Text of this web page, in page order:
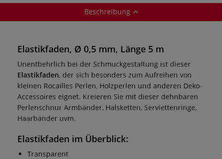
Beschreibung
Elastikfaden, Ø 0,5 mm, Länge 5 m
Unentbehrlich bei der Schmuckgestaltung ist dieser
Elastikfaden, der sich besonders zum Aufreihen von
kleinen Rocailles Perlen, Holzperlen und anderen Deko-
Accessoires eignet. Kreieren Sie mit dieser dehnbaren
Perlenschnur Armbänder, Halsketten, Serviettenringe,
Haarbänder uvm.
Elastikfaden im Überblick:
Transparent